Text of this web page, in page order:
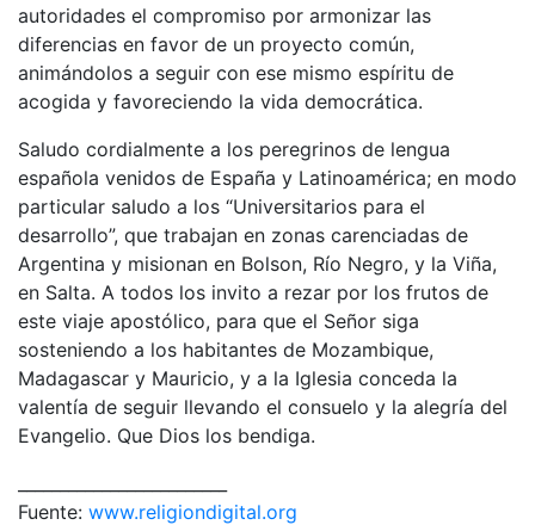
autoridades el compromiso por armonizar las
diferencias en favor de un proyecto común,
animándolos a seguir con ese mismo espíritu de
acogida y favoreciendo la vida democrática.
Saludo cordialmente a los peregrinos de lengua
española venidos de España y Latinoamérica; en modo
particular saludo a los “Universitarios para el
desarrollo”, que trabajan en zonas carenciadas de
Argentina y misionan en Bolson, Río Negro, y la Viña,
en Salta. A todos los invito a rezar por los frutos de
este viaje apostólico, para que el Señor siga
sosteniendo a los habitantes de Mozambique,
Madagascar y Mauricio, y a la Iglesia conceda la
valentía de seguir llevando el consuelo y la alegría del
Evangelio. Que Dios los bendiga.
Fuente: www.religiondigital.org